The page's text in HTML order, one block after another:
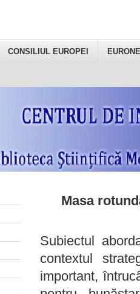
CONSILIUL EUROPEI
Masa
Subiectul
contextul
important,